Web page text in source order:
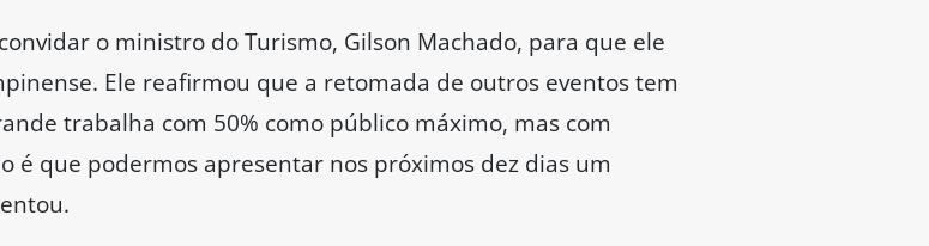
o ministro do Turismo, Gilson Machado, para que ele
Ele reafirmou que a retomada de outros eventos tem
trabalha com 50% como público máximo, mas com
é que podermos apresentar nos próximos dez dias um